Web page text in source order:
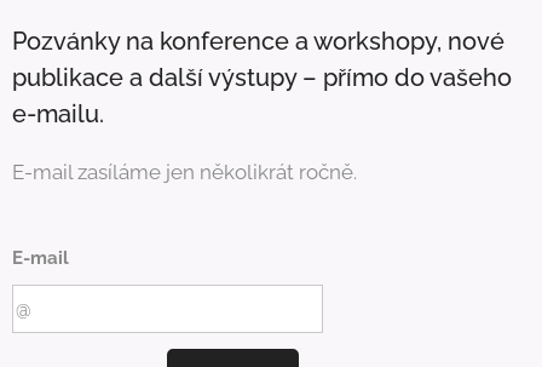
Pozvánky na konference a workshopy, nové
publikace a další výstupy – přímo do vašeho
e-mailu.
E-mail zasíláme jen několikrát ročně.
E-mail